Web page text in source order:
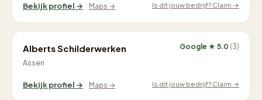
Bekijk profiel → Maps → Is dit jouw bedrijf? Claim →
Alberts Schilderwerken
Assen
Google ★ 5.0 (3)
Bekijk profiel → Maps → Is dit jouw bedrijf? Claim →